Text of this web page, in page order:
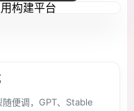
便调，GPT、Stable